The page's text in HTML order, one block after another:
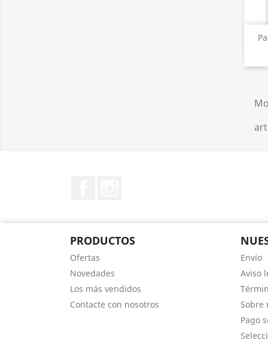
PRODUCTOS
Ofertas
Novedades
Los más vendidos
Contacte con nosotros
Envío
Aviso
Sobre
Pago